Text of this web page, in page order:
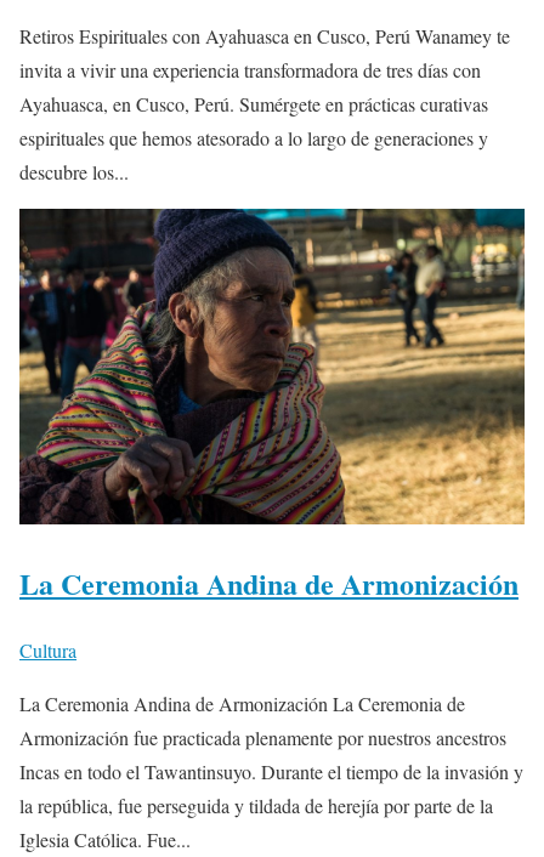
Retiros Espirituales con Ayahuasca en Cusco, Perú Wanamey te
invita a vivir una experiencia transformadora de tres días con
Ayahuasca, en Cusco, Perú. Sumérgete en prácticas curativas
espirituales que hemos atesorado a lo largo de generaciones y
descubre los...
La Ceremonia Andina de Armonización
Cultura
La Ceremonia Andina de Armonización La Ceremonia de
Armonización fue practicada plenamente por nuestros ancestros
Incas en todo el Tawantinsuyo. Durante el tiempo de la invasión y
la república, fue perseguida y tildada de herejía por parte de la
Iglesia Católica. Fue...